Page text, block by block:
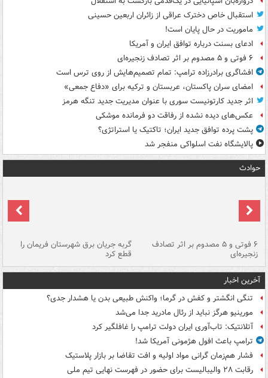
استقبال خاص دخترک عراقی از زائران اربعین حسینی
ماموریت در حال پایان است!
ادعای بسنت درباره توافق ایران و آمریکا
۶ فوتی و ۵ مصدوم بر اثر تصادف زنجیره‌ای
افشاگری برادرزاده ترامپ: تمام تصمیم‌هایش از روی ترس است
امضای سران پاکستان، عربستان و ترکیه برای «دفاع جمعی»
اثر جدید کارتونیست سوری با عنوان مدیریت جدید تنگه هرمز
عکس‌های دیده نشده از رفاقت دو فرمانده‌ موشکی
پشت پرده توافق جدید ایران؛ تاکتیک یا استراتژی؟
پالایشگاه نفت اسلواکی منفجر شد
حوادث
۶ فوتی و ۵ مصدوم بر اثر تصادف
زنجیره‌ای
گربه جریان برق شهرستان فریمان را
قطع کرد
آخرین اخبار
تنگی انگشتر و کفش در گرما؛ واکنش طبیعی بدن یا هشدار جدی؟
مورینیو هرگز نباید از رئال مادرید جدا می‌شد
آتلانتیک: تاب‌آوری ایران دولت ترامپ را غافلگیر کرد
ترامپ باعث افول هژمونی آمریکا شد!
فشار هم‌زمان گرانی مواد اولیه و افت تقاضا بر بازار پلاستیک
رقابت ۲۸ والیبالیست برای حضور در فهرست نهایی تیم ملی